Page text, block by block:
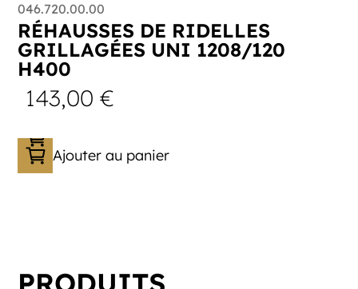
046.720.00.00
RÉHAUSSES DE RIDELLES
GRILLAGÉES UNI 1208/120
H400
143,00€
Ajouter au panier